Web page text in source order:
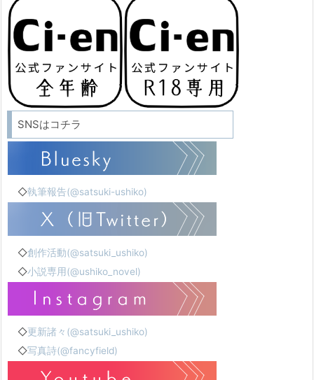
SNSはコチラ
◇執筆報告(@satsuki-ushiko)
◇創作活動(@satsuki_ushiko)
◇小説専用(@ushiko_novel)
◇更新諸々(@satsuki_ushiko)
◇写真詩(@fancyfield)